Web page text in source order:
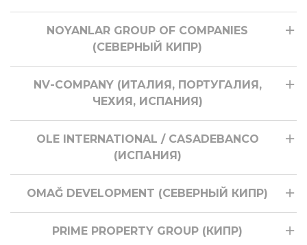
NOYANLAR GROUP OF COMPANIES
(СЕВЕРНЫЙ КИПР)
NV-COMPANY (ИТАЛИЯ, ПОРТУГАЛИЯ,
ЧЕХИЯ, ИСПАНИЯ)
OLE INTERNATIONAL / CASADEBANCO
(ИСПАНИЯ)
OMAĞ DEVELOPMENT (СЕВЕРНЫЙ КИПР)
PRIME PROPERTY GROUP (КИПР)